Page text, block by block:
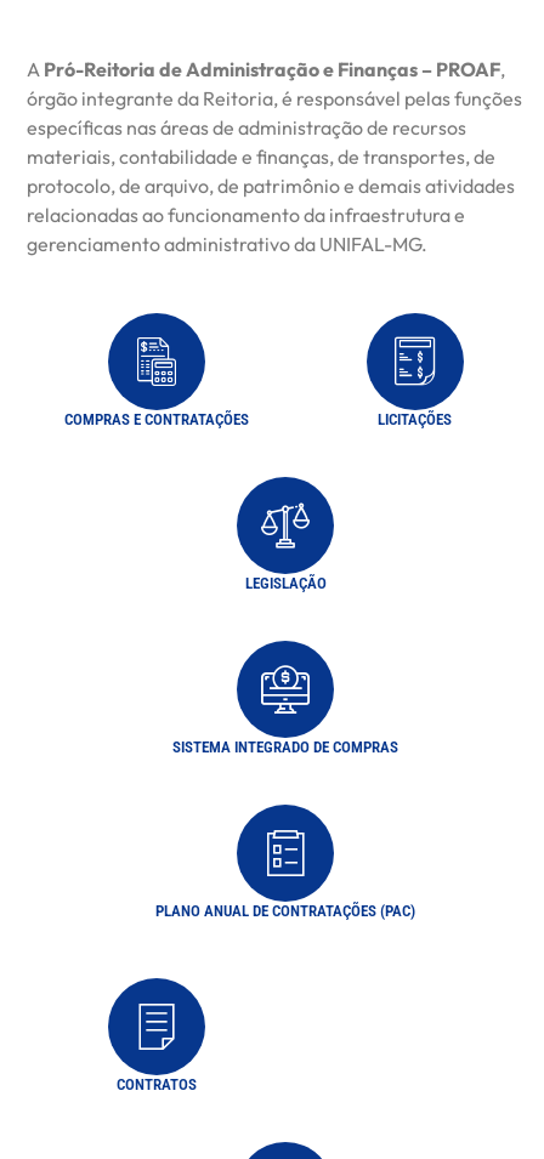
A Pró-Reitoria de Administração e Finanças – PROAF,
órgão integrante da Reitoria, é responsável pelas funções
específicas nas áreas de administração de recursos
materiais, contabilidade e finanças, de transportes, de
protocolo, de arquivo, de patrimônio e demais atividades
relacionadas ao funcionamento da infraestrutura e
gerenciamento administrativo da UNIFAL-MG.
COMPRAS E CONTRATAÇÕES LICITAÇÕES
LEGISLAÇÃO
SISTEMA INTEGRADO DE COMPRAS
PLANO ANUAL DE CONTRATAÇÕES (PAC)
CONTRATOS